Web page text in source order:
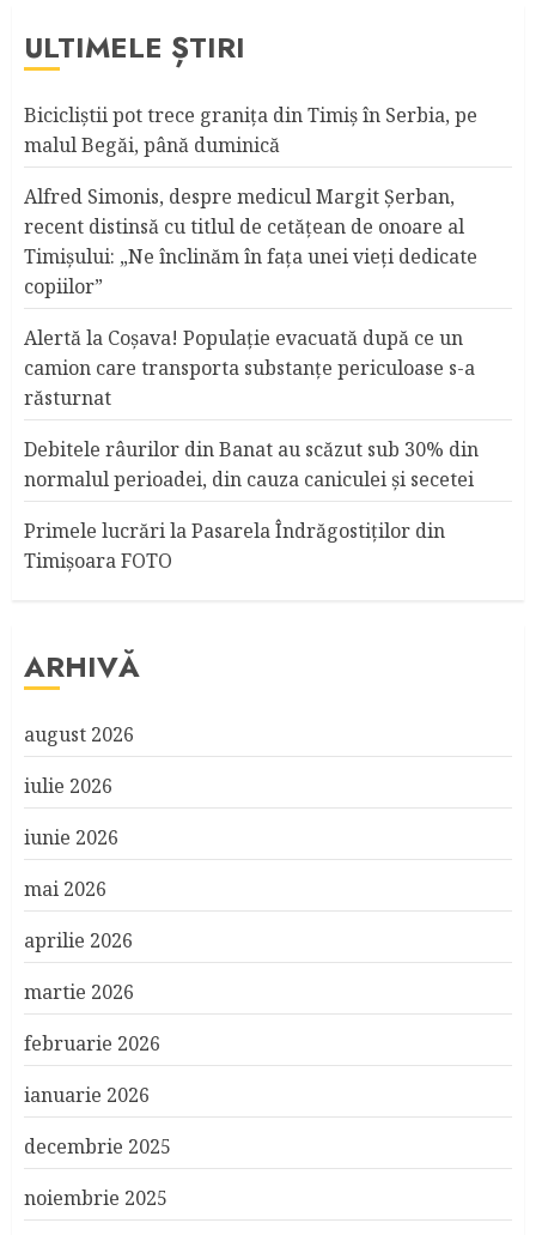
ULTIMELE ȘTIRI
Bicicliştii pot trece graniţa din Timiş în Serbia, pe
malul Begăi, până duminică
Alfred Simonis, despre medicul Margit Şerban,
recent distinsă cu titlul de cetățean de onoare al
Timişului: „Ne înclinăm în fața unei vieți dedicate
copiilor”
Alertă la Coşava! Populaţie evacuată după ce un
camion care transporta substanţe periculoase s-a
răsturnat
Debitele râurilor din Banat au scăzut sub 30% din
normalul perioadei, din cauza caniculei şi secetei
Primele lucrări la Pasarela Îndrăgostiţilor din
Timişoara FOTO
ARHIVĂ
august 2026
iulie 2026
iunie 2026
mai 2026
aprilie 2026
martie 2026
februarie 2026
ianuarie 2026
decembrie 2025
noiembrie 2025